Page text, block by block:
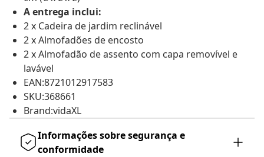
A entrega inclui:
2 x Cadeira de jardim reclinável
2 x Almofadões de encosto
2 x Almofadão de assento com capa removível e
lavável
EAN:8721012917583
SKU:368661
Brand:vidaXL
Informações sobre segurança e
conformidade